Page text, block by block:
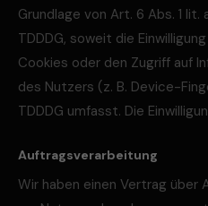
Grundlage von Art. 6 Abs. 1 lit.
TDDDG, soweit die
Cookies oder den Zugriff auf
des Nutzers (z. B. Device-
TDDDG umfasst. Die
Auftragsverarbeitung
Wir haben einen Vertrag über